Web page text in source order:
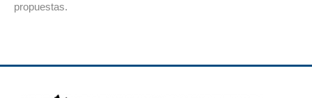
propuestas.